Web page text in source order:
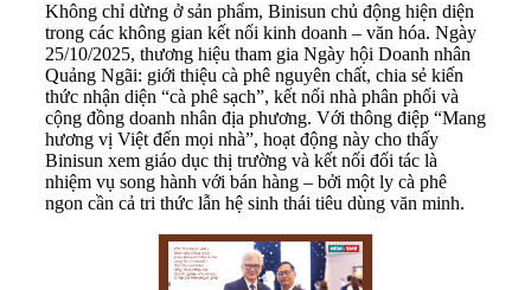
Không chỉ dừng ở sản phẩm, Binisun chủ động hiện diện
trong các không gian kết nối kinh doanh – văn hóa. Ngày
25/10/2025, thương hiệu tham gia Ngày hội Doanh nhân
Quảng Ngãi: giới thiệu cà phê nguyên chất, chia sẻ kiến
thức nhận diện “cà phê sạch”, kết nối nhà phân phối và
cộng đồng doanh nhân địa phương. Với thông điệp “Mang
hương vị Việt đến mọi nhà”, hoạt động này cho thấy
Binisun xem giáo dục thị trường và kết nối đối tác là
nhiệm vụ song hành với bán hàng – bởi một ly cà phê
ngon cần cả tri thức lẫn hệ sinh thái tiêu dùng văn minh.